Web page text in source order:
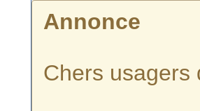
Annonce
Chers usagers